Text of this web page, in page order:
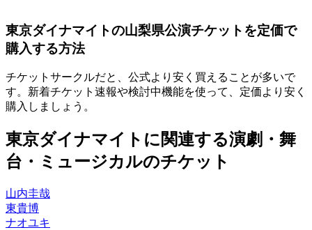
東京ダイナマイトの山梨県公演チケットを定価で
購入する方法
チケットサークルだと、公式より安く買えることが多いで
す。新着チケット速報や検討中機能を使って、定価より安く
購入しましょう。
東京ダイナマイトに関連する演劇・舞
台・ミュージカルのチケット
山内圭哉
東貴博
ナオユキ